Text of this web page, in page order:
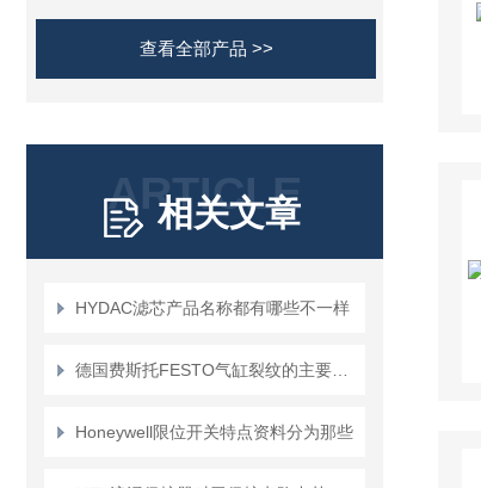
查看全部产品 >>
ARTICLE
相关文章
HYDAC滤芯产品名称都有哪些不一样
Honeywell限位开关特点资料分为那些